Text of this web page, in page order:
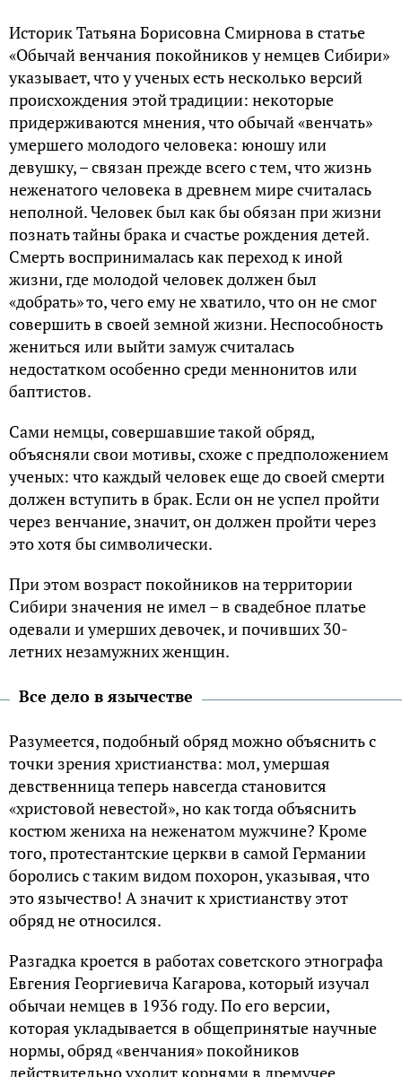
Историк Татьяна Борисовна Смирнова в статье
«Обычай венчания покойников у немцев Сибири»
указывает, что у ученых есть несколько версий
происхождения этой традиции: некоторые
придерживаются мнения, что обычай «венчать»
умершего молодого человека: юношу или
девушку, – связан прежде всего с тем, что жизнь
неженатого человека в древнем мире считалась
неполной. Человек был как бы обязан при жизни
познать тайны брака и счастье рождения детей.
Смерть воспринималась как переход к иной
жизни, где молодой человек должен был
«добрать» то, чего ему не хватило, что он не смог
совершить в своей земной жизни. Неспособность
жениться или выйти замуж считалась
недостатком особенно среди меннонитов или
баптистов.
Сами немцы, совершавшие такой обряд,
объясняли свои мотивы, схоже с предположением
ученых: что каждый человек еще до своей смерти
должен вступить в брак. Если он не успел пройти
через венчание, значит, он должен пройти через
это хотя бы символически.
При этом возраст покойников на территории
Сибири значения не имел – в свадебное платье
одевали и умерших девочек, и почивших 30-
летних незамужних женщин.
Все дело в язычестве
Разумеется, подобный обряд можно объяснить с
точки зрения христианства: мол, умершая
девственница теперь навсегда становится
«христовой невестой», но как тогда объяснить
костюм жениха на неженатом мужчине? Кроме
того, протестантские церкви в самой Германии
боролись с таким видом похорон, указывая, что
это язычество! А значит к христианству этот
обряд не относился.
Разгадка кроется в работах советского этнографа
Евгения Георгиевича Кагарова, который изучал
обычаи немцев в 1936 году. По его версии,
которая укладывается в общепринятые научные
нормы, обряд «венчания» покойников
действительно уходит корнями в дремучее